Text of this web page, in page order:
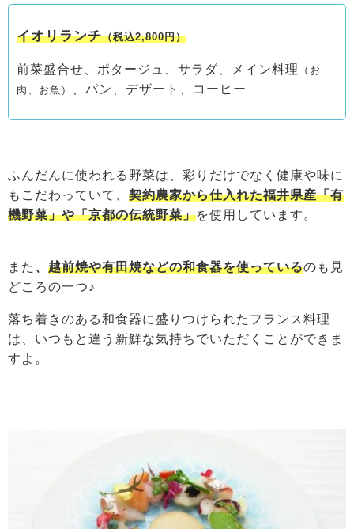
イオリランチ（税込2,800円）
前菜盛合せ、ポタージュ、サラダ、メイン料理
（お
肉、お魚）
、パン、デザート、コーヒー
ふんだんに使われる野菜は、彩りだけでなく健康や味に
もこだわっていて、 契約農家から仕入れた福井県産「有
機野菜」や「京都の伝統野菜」を使用しています。
また 、 越前焼や有田焼などの和食器を使っているのも見
どころの一つ♪
落ち着きのある和食器に盛りつけられたフランス料理
は、いつもと違う新鮮な気持ちでいただくことができま
すよ。